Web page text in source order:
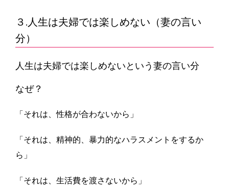
３.人生は夫婦では楽しめない（妻の言い
分）
人生は夫婦では楽しめないという妻の言い分
なぜ？
「それは、性格が合わないから」
「それは、精神的、暴力的なハラスメントをするか
ら」
「それは、生活費を渡さないから」